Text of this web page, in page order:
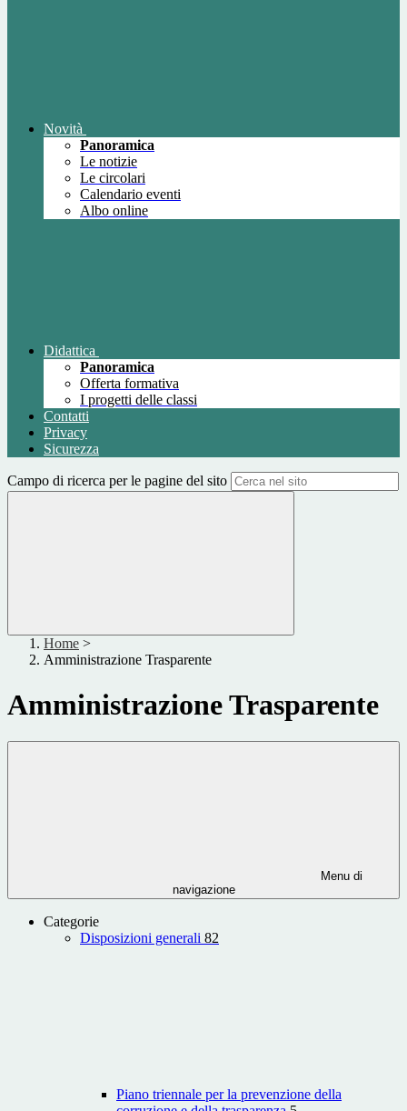
Novità
Panoramica
Le notizie
Le circolari
Calendario eventi
Albo online
Didattica
Panoramica
Offerta formativa
I progetti delle classi
Contatti
Privacy
Sicurezza
Campo di ricerca per le pagine del sito
Home >
Amministrazione Trasparente
Amministrazione Trasparente
Menu di
navigazione
Categorie
Disposizioni generali 82
Piano triennale per la prevenzione della